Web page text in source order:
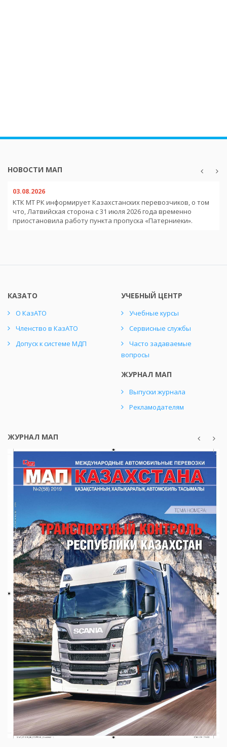
НОВОСТИ МАП
03.08.2026
КТК МТ РК информирует Казахстанских перевозчиков, о том
что, Латвийская сторона с 31 июля 2026 года временно
приостановила работу пункта пропуска «Патерниеки».
КАЗАТО
О КазАТО
Членство в КазАТО
Допуск к системе МДП
УЧЕБНЫЙ ЦЕНТР
Учебные курсы
Сервисные службы
Часто задаваемые
вопросы
ЖУРНАЛ МАП
Выпуски журнала
Рекламодателям
ЖУРНАЛ МАП